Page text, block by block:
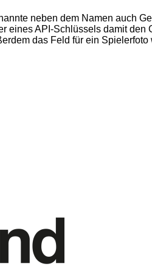
neben dem Namen auch
API-Schlüssels damit den
das Feld für ein